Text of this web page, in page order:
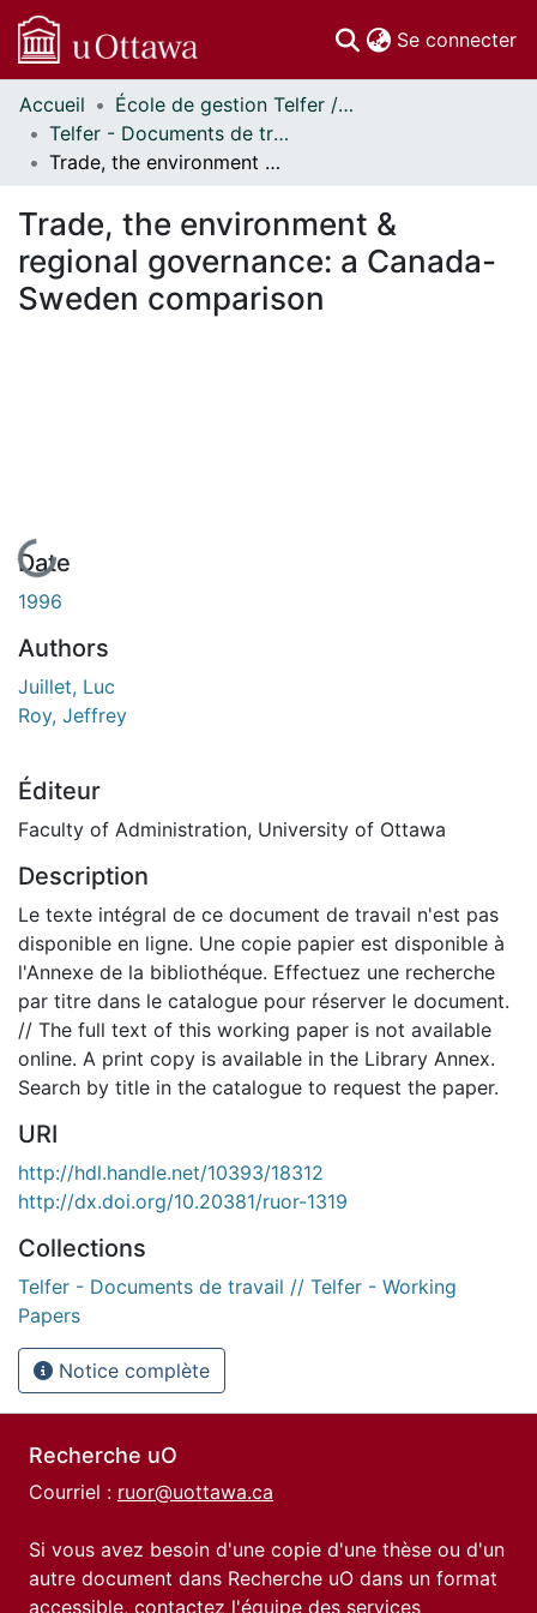
Se connecter
Communautés
et collections
Parcourir
À propos
Accueil
École de gestion Telfer // Telfer School of Management
Telfer - Documents de travail // Telfer - Working Papers
Trade, the environment & regional governance: a Canada-Sweden comparison
Trade, the environment &
regional governance: a Canada-
Sweden comparison
En cours de chargement...
Date
1996
Authors
Juillet, Luc
Roy, Jeffrey
Éditeur
Faculty of Administration, University of Ottawa
Description
Le texte intégral de ce document de travail n'est pas
disponible en ligne. Une copie papier est disponible à
l'Annexe de la bibliothéque. Effectuez une recherche
par titre dans le catalogue pour réserver le document.
// The full text of this working paper is not available
online. A print copy is available in the Library Annex.
Search by title in the catalogue to request the paper.
URI
http://hdl.handle.net/10393/18312
http://dx.doi.org/10.20381/ruor-1319
Collections
Telfer - Documents de travail // Telfer - Working
Papers
Notice complète
Recherche uO
Courriel : ruor@uottawa.ca
Si vous avez besoin d'une copie d'une thèse ou d'un
autre document dans Recherche uO dans un format
accessible, contactez l'équipe des services